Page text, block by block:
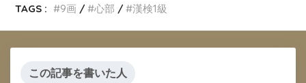
TAGS :
9画 心部 漢検1級
この記事を書いた人